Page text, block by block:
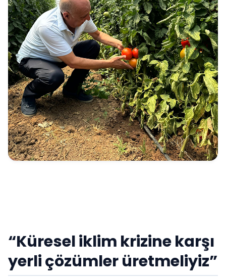
“Küresel iklim krizine karşı
yerli çözümler üretmeliyiz”